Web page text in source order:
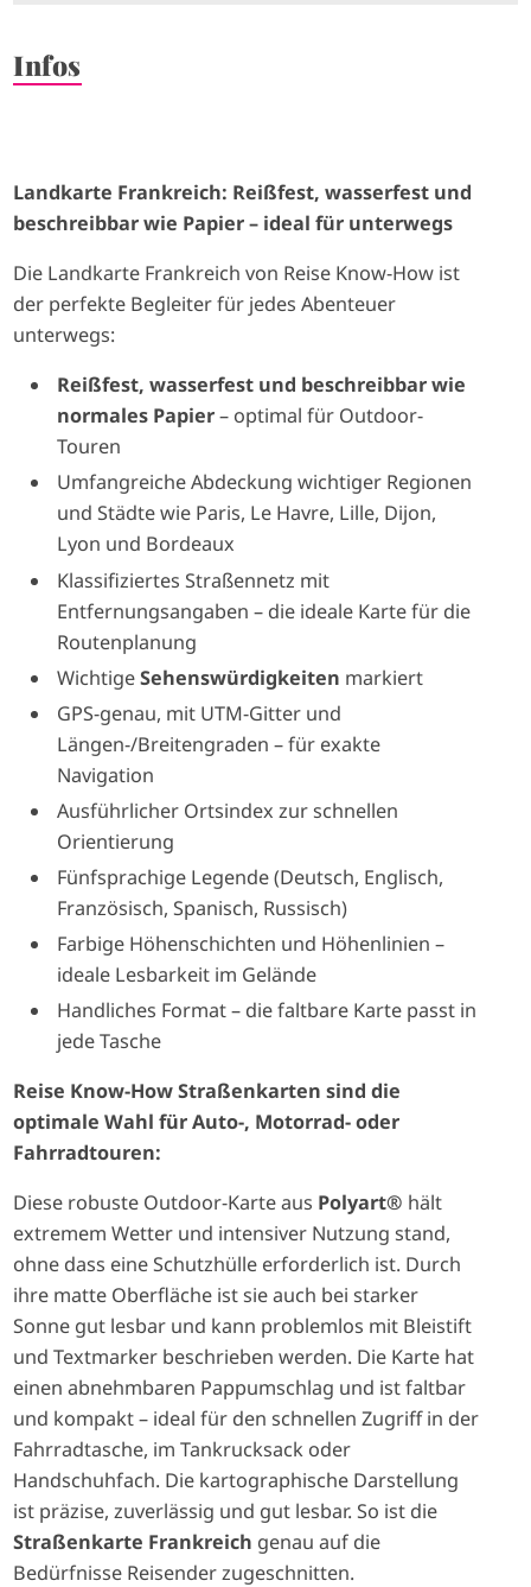
Infos
Landkarte Frankreich: Reißfest, wasserfest und
beschreibbar wie Papier – ideal für unterwegs
Die Landkarte Frankreich von Reise Know-How ist
der perfekte Begleiter für jedes Abenteuer
unterwegs:
Reißfest, wasserfest und beschreibbar wie
normales Papier– optimal für Outdoor-
Touren
Umfangreiche Abdeckung wichtiger Regionen
und Städte wie Paris, Le Havre, Lille, Dijon,
Lyon und Bordeaux
Klassifiziertes Straßennetz mit
Entfernungsangaben – die ideale Karte für die
Routenplanung
WichtigeSehenswürdigkeiten markiert
GPS-genau, mit UTM-Gitter und
Längen-/Breitengraden – für exakte
Navigation
Ausführlicher Ortsindex zur schnellen
Orientierung
Fünfsprachige Legende (Deutsch, Englisch,
Französisch, Spanisch, Russisch)
Farbige Höhenschichten und Höhenlinien –
ideale Lesbarkeit im Gelände
Handliches Format – die faltbare Karte passt in
jede Tasche
Reise Know-How Straßenkarten sind die
optimale Wahl für Auto-, Motorrad- oder
Fahrradtouren:
Diese robuste Outdoor-Karte aus Polyart® hält
extremem Wetter und intensiver Nutzung stand,
ohne dass eine Schutzhülle erforderlich ist. Durch
ihre matte Oberfläche ist sie auch bei starker
Sonne gut lesbar und kann problemlos mit Bleistift
und Textmarker beschrieben werden. Die Karte hat
einen abnehmbaren Pappumschlag und ist faltbar
und kompakt – ideal für den schnellen Zugriff in der
Fahrradtasche, im Tankrucksack oder
Handschuhfach. Die kartographische Darstellung
ist präzise, zuverlässig und gut lesbar. So ist die
Straßenkarte Frankreich genau auf die
Bedürfnisse Reisender zugeschnitten.